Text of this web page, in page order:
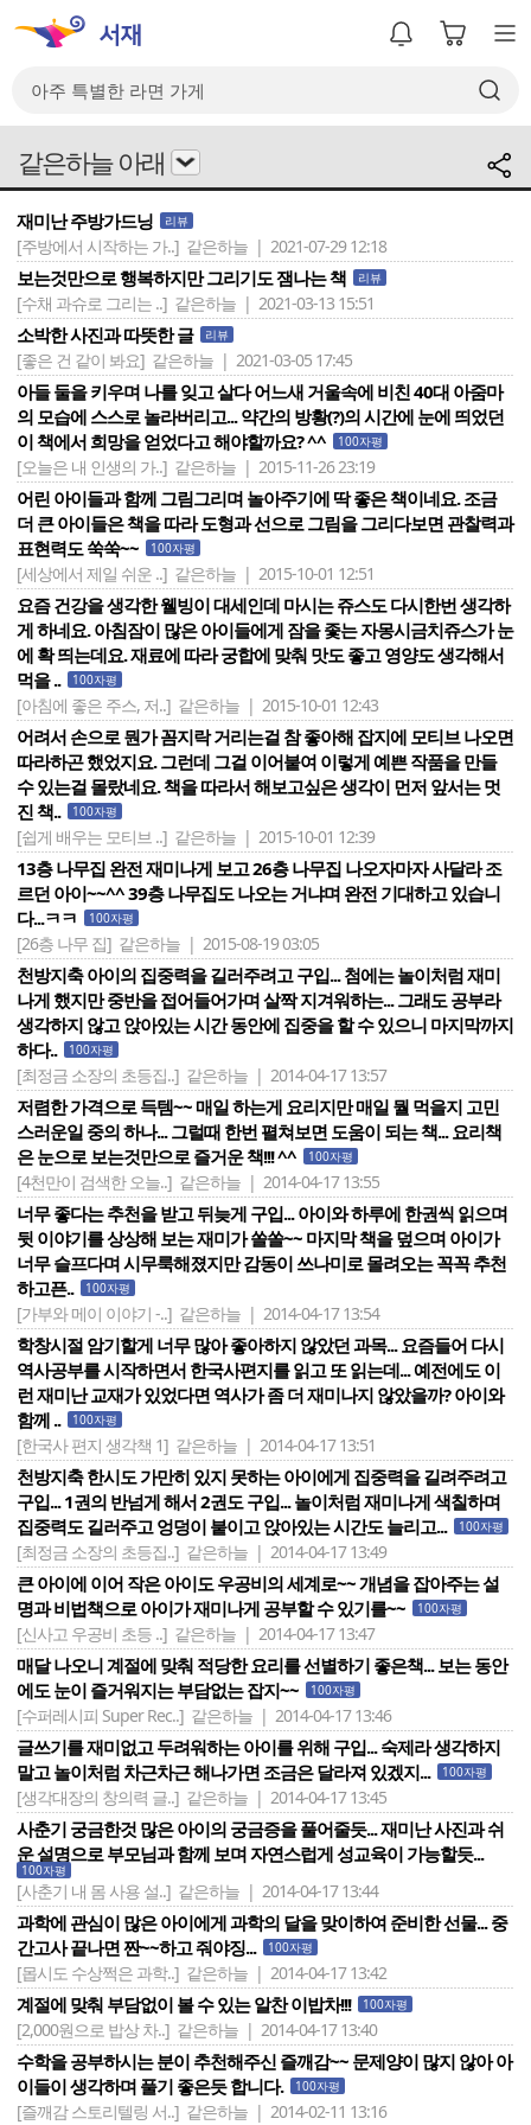
같은하늘 아래
재미난 주방가드닝 리뷰
[주방에서 시작하는 가..] 같은하늘 | 2021-07-29 12:18
보는것만으로 행복하지만 그리기도 잼나는 책 리뷰
[수채 과슈로 그리는 ..] 같은하늘 | 2021-03-13 15:51
소박한 사진과 따뜻한 글 리뷰
[좋은 건 같이 봐요] 같은하늘 | 2021-03-05 17:45
아들 둘을 키우며 나를 잊고 살다 어느새 거울속에 비친 40대 아줌마
의 모습에 스스로 놀라버리고... 약간의 방황(?)의 시간에 눈에 띄었던
이 책에서 희망을 얻었다고 해야할까요? ^^
100자평
[오늘은 내 인생의 가..] 같은하늘 | 2015-11-26 23:19
어린 아이들과 함께 그림그리며 놀아주기에 딱 좋은 책이네요. 조금
더 큰 아이들은 책을 따라 도형과 선으로 그림을 그리다보면 관찰력과
표현력도 쑥쑥~~
100자평
[세상에서 제일 쉬운 ..] 같은하늘 | 2015-10-01 12:51
요즘 건강을 생각한 웰빙이 대세인데 마시는 쥬스도 다시한번 생각하
게 하네요. 아침잠이 많은 아이들에게 잠을 좇는 자몽시금치쥬스가 눈
에 확 띄는데요. 재료에 따라 궁합에 맞춰 맛도 좋고 영양도 생각해서
먹을 ..
100자평
[아침에 좋은 주스, 저..] 같은하늘 | 2015-10-01 12:43
어려서 손으로 뭔가 꼼지락 거리는걸 참 좋아해 잡지에 모티브 나오면
따라하곤 했었지요. 그런데 그걸 이어붙여 이렇게 예쁜 작품을 만들
수 있는걸 몰랐네요. 책을 따라서 해보고싶은 생각이 먼저 앞서는 멋
진 책..
100자평
[쉽게 배우는 모티브 ..] 같은하늘 | 2015-10-01 12:39
13층 나무집 완전 재미나게 보고 26층 나무집 나오자마자 사달라 조
르던 아이~~^^ 39층 나무집도 나오는 거냐며 완전 기대하고 있습니
다...ㅋㅋ
100자평
[26층 나무 집] 같은하늘 | 2015-08-19 03:05
천방지축 아이의 집중력을 길러주려고 구입... 첨에는 놀이처럼 재미
나게 했지만 중반을 접어들어가며 살짝 지겨워하는... 그래도 공부라
생각하지 않고 앉아있는 시간 동안에 집중을 할 수 있으니 마지막까지
하다..
100자평
[최정금 소장의 초등집..] 같은하늘 | 2014-04-17 13:57
저렴한 가격으로 득템~~ 매일 하는게 요리지만 매일 뭘 먹을지 고민
스러운일 중의 하나... 그럴때 한번 펼쳐보면 도움이 되는 책... 요리책
은 눈으로 보는것만으로 즐거운 책!!! ^^
100자평
[4천만이 검색한 오늘..] 같은하늘 | 2014-04-17 13:55
너무 좋다는 추천을 받고 뒤늦게 구입... 아이와 하루에 한권씩 읽으며
뒷 이야기를 상상해 보는 재미가 쏠쏠~~ 마지막 책을 덮으며 아이가
너무 슬프다며 시무룩해졌지만 감동이 쓰나미로 몰려오는 꼭꼭 추천
하고픈..
100자평
[가부와 메이 이야기 -..] 같은하늘 | 2014-04-17 13:54
학창시절 암기할게 너무 많아 좋아하지 않았던 과목... 요즘들어 다시
역사공부를 시작하면서 한국사편지를 읽고 또 읽는데... 예전에도 이
런 재미난 교재가 있었다면 역사가 좀 더 재미나지 않았을까? 아이와
함께 ..
100자평
[한국사 편지 생각책 1] 같은하늘 | 2014-04-17 13:51
천방지축 한시도 가만히 있지 못하는 아이에게 집중력을 길려주려고
구입... 1권의 반넘게 해서 2권도 구입... 놀이처럼 재미나게 색칠하며
집중력도 길러주고 엉덩이 붙이고 앉아있는 시간도 늘리고...
100자평
[최정금 소장의 초등집..] 같은하늘 | 2014-04-17 13:49
큰 아이에 이어 작은 아이도 우공비의 세계로~~ 개념을 잡아주는 설
명과 비법책으로 아이가 재미나게 공부할 수 있기를~~
100자평
[신사고 우공비 초등 ..] 같은하늘 | 2014-04-17 13:47
매달 나오니 계절에 맞춰 적당한 요리를 선별하기 좋은책... 보는 동안
에도 눈이 즐거워지는 부담없는 잡지~~
100자평
[수퍼레시피 Super Rec..] 같은하늘 | 2014-04-17 13:46
글쓰기를 재미없고 두려워하는 아이를 위해 구입... 숙제라 생각하지
말고 놀이처럼 차근차근 해나가면 조금은 달라져 있겠지...
100자평
[생각대장의 창의력 글..] 같은하늘 | 2014-04-17 13:45
사춘기 궁금한것 많은 아이의 궁금증을 풀어줄듯... 재미난 사진과 쉬
운 설명으로 부모님과 함께 보며 자연스럽게 성교육이 가능할듯...
100자평
[사춘기 내 몸 사용 설..] 같은하늘 | 2014-04-17 13:44
과학에 관심이 많은 아이에게 과학의 달을 맞이하여 준비한 선물... 중
간고사 끝나면 짠~~하고 줘야징...
100자평
[몹시도 수상쩍은 과학..] 같은하늘 | 2014-04-17 13:42
계절에 맞춰 부담없이 볼 수 있는 알찬 이밥차!!! 100자평
[2,000원으로 밥상 차..] 같은하늘 | 2014-04-17 13:40
수학을 공부하시는 분이 추천해주신 즐깨감~~ 문제양이 많지 않아 아
이들이 생각하며 풀기 좋은듯 합니다.
100자평
[즐깨감 스토리텔링 서..] 같은하늘 | 2014-02-11 13:16